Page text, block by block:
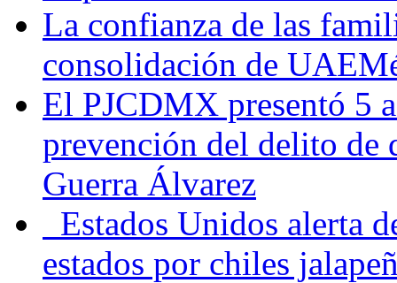
La confianza de las
consolidación de
El PJCDMX presentó 5
prevención del delito de
Guerra Álvarez
Estados Unidos alerta
estados por chiles